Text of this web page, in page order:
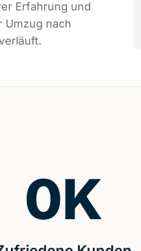
Erfahrung und
Umzug nach
0K